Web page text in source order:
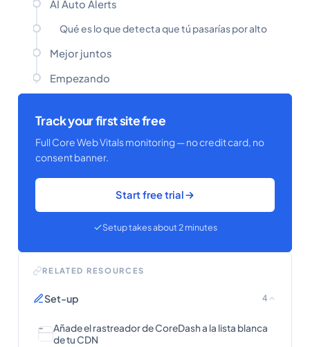
AI Auto Alerts
Qué es lo que detecta que tú pasarías por alto
Mejor juntos
Empezando
Track your first site free
Full Core Web Vitals monitoring — no credit card, no
consent banner.
Start free trial
Setup takes about 2 minutes
RELATED RESOURCES
Set-up 4
Añade el rastreador de CoreDash a la lista blanca
de tu CDN